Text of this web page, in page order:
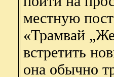
местную
«Трамвай
встретить
она обычно